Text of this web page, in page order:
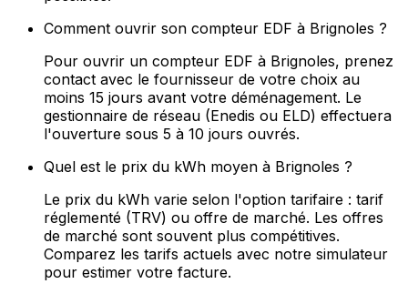
Comment ouvrir son compteur EDF à Brignoles ?
Pour ouvrir un compteur EDF à Brignoles, prenez
contact avec le fournisseur de votre choix au
moins 15 jours avant votre déménagement. Le
gestionnaire de réseau (Enedis ou ELD) effectuera
l'ouverture sous 5 à 10 jours ouvrés.
Quel est le prix du kWh moyen à Brignoles ?
Le prix du kWh varie selon l'option tarifaire : tarif
réglementé (TRV) ou offre de marché. Les offres
de marché sont souvent plus compétitives.
Comparez les tarifs actuels avec notre simulateur
pour estimer votre facture.